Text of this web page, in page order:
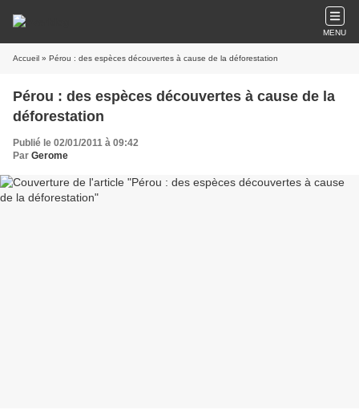
MENU
Accueil » Pérou : des espèces découvertes à cause de la déforestation
Pérou : des espèces découvertes à cause de la
déforestation
Publié le 02/01/2011 à 09:42
Par Gerome